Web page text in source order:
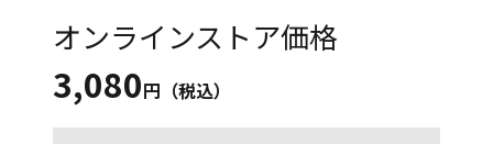
オンラインストア価格
3,080円（税込）